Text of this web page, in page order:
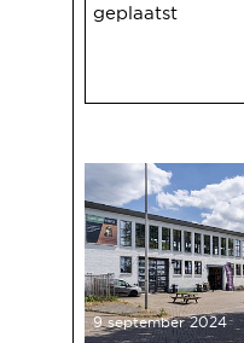
geplaatst
9 september 2024